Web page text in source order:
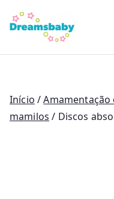
para
conteúdo
Início /Amamentação
mamilos / Discos